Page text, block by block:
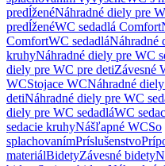
predĺženéNáhradné diely pre
predĺženéWC sedadlá Comfort
ComfortWC sedadláNáhradné
kruhyNáhradné diely pre WC
diely pre WC pre detiZávesné
WCStojace WCNáhradné
detiNáhradné diely pre WC
diely pre WC sedadláWC
sedacie kruhyNášľapné WCSo
splachovanímPríslušenstvo
materiálBidetyZávesné bidety